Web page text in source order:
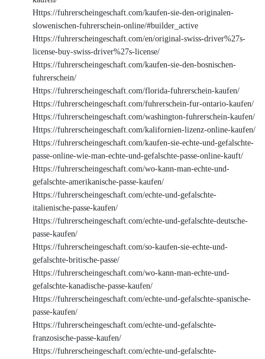
Https://fuhrerscheingeschaft.com/kaufen-sie-den-originalen-
slowenischen-fuhrerschein-online/#builder_active
Https://fuhrerscheingeschaft.com/en/original-swiss-driver%27s-
license-buy-swiss-driver%27s-license/
Https://fuhrerscheingeschaft.com/kaufen-sie-den-bosnischen-
fuhrerschein/
Https://fuhrerscheingeschaft.com/florida-fuhrerschein-kaufen/
Https://fuhrerscheingeschaft.com/fuhrerschein-fur-ontario-kaufen/
Https://fuhrerscheingeschaft.com/washington-fuhrerschein-kaufen/
Https://fuhrerscheingeschaft.com/kalifornien-lizenz-online-kaufen/
Https://fuhrerscheingeschaft.com/kaufen-sie-echte-und-gefalschte-
passe-online-wie-man-echte-und-gefalschte-passe-online-kauft/
Https://fuhrerscheingeschaft.com/wo-kann-man-echte-und-
gefalschte-amerikanische-passe-kaufen/
Https://fuhrerscheingeschaft.com/echte-und-gefalschte-
italienische-passe-kaufen/
Https://fuhrerscheingeschaft.com/echte-und-gefalschte-deutsche-
passe-kaufen/
Https://fuhrerscheingeschaft.com/so-kaufen-sie-echte-und-
gefalschte-britische-passe/
Https://fuhrerscheingeschaft.com/wo-kann-man-echte-und-
gefalschte-kanadische-passe-kaufen/
Https://fuhrerscheingeschaft.com/echte-und-gefalschte-spanische-
passe-kaufen/
Https://fuhrerscheingeschaft.com/echte-und-gefalschte-
franzosische-passe-kaufen/
Https://fuhrerscheingeschaft.com/echte-und-gefalschte-